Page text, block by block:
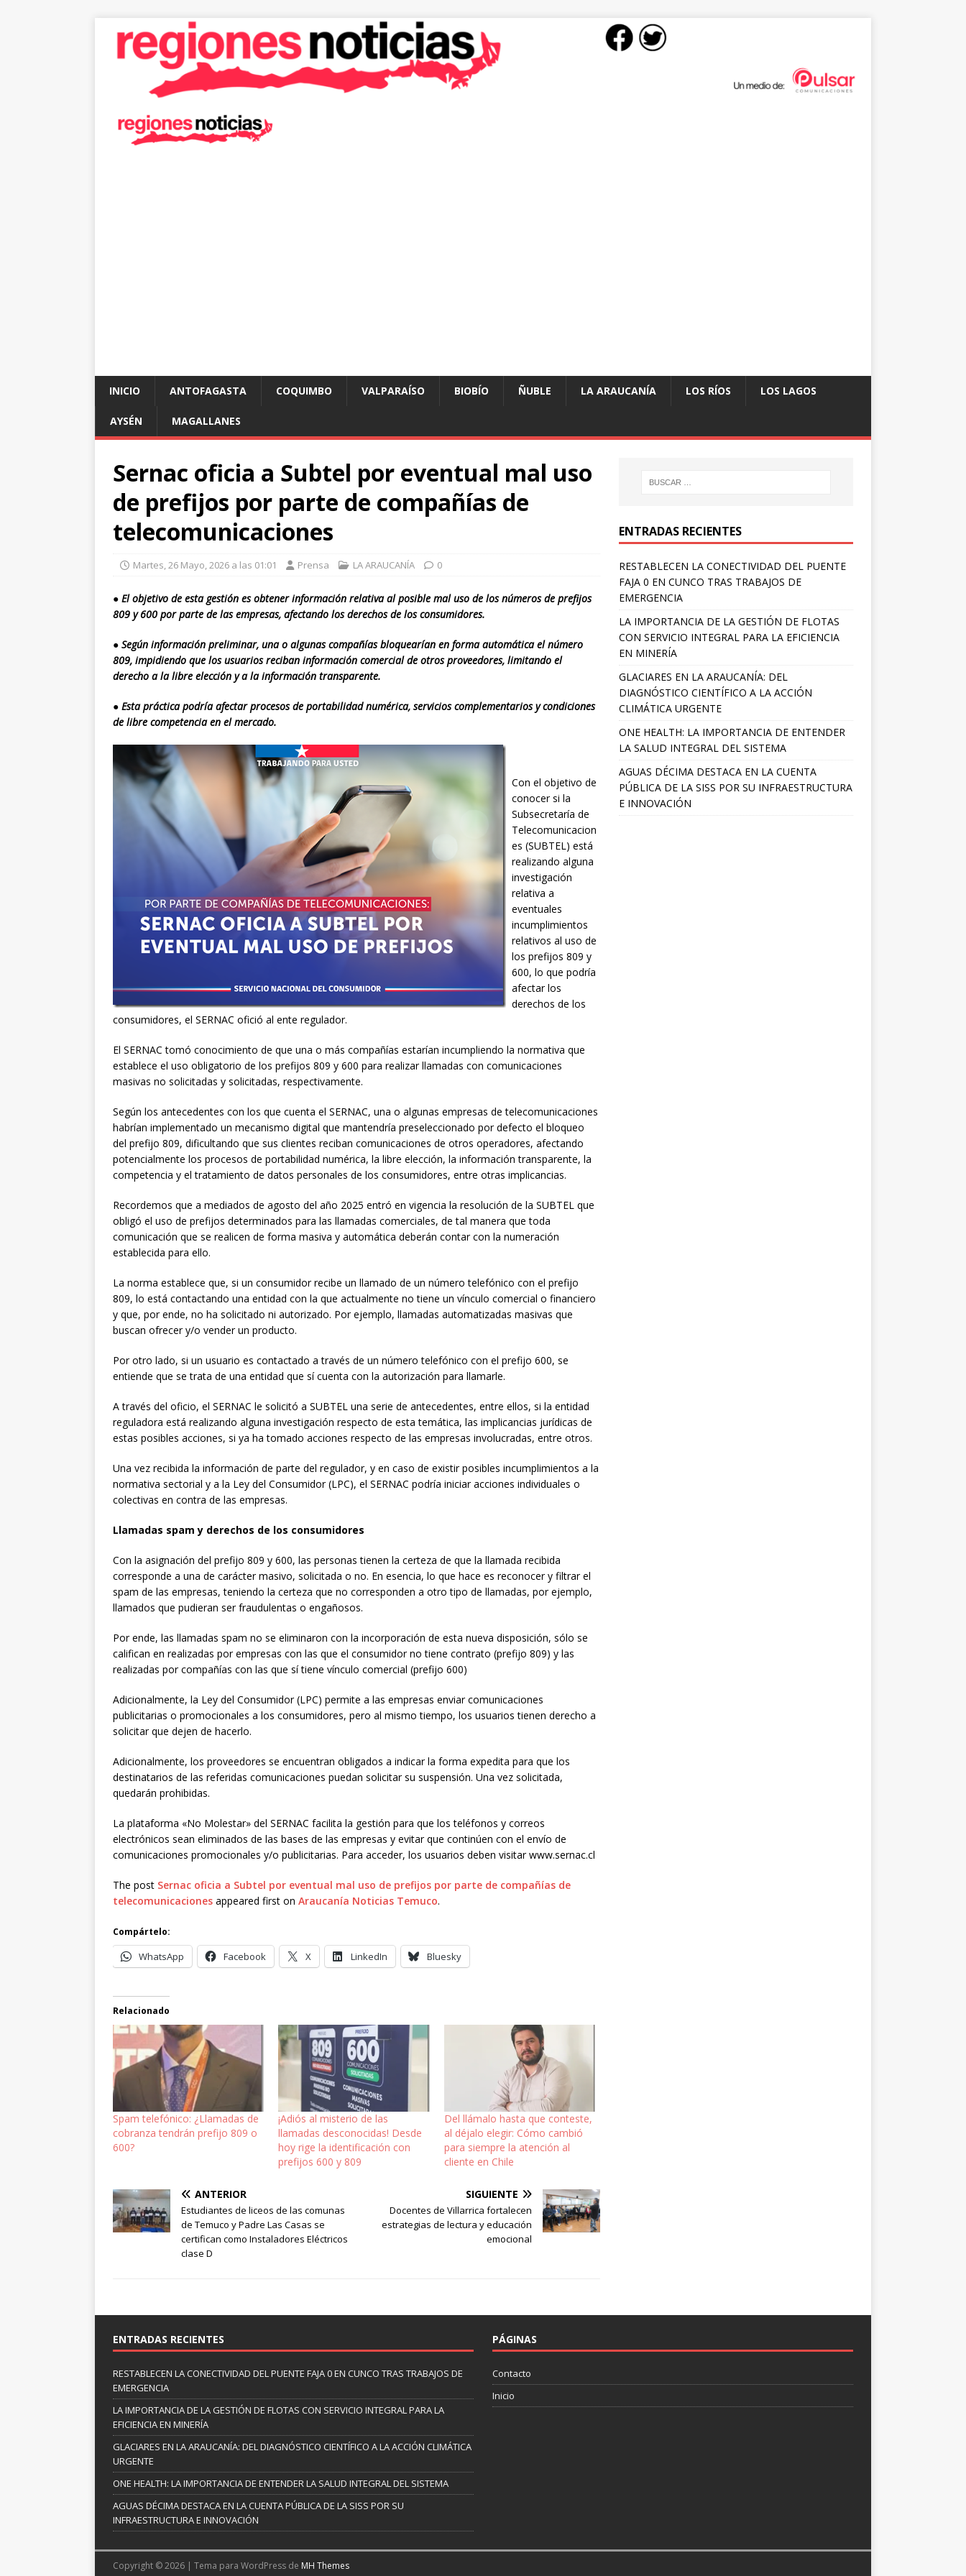
INICIO ANTOFAGASTA COQUIMBO VALPARAÍSO BIOBÍO ÑUBLE LA ARAUCANÍA LOS RÍOS LOS LAGOS
AYSÉN MAGALLANES
Sernac oficia a Subtel por eventual mal uso
de prefijos por parte de compañías de
telecomunicaciones
Martes, 26 Mayo, 2026 a las 01:01 Prensa LA ARAUCANÍA 0
● El objetivo de esta gestión es obtener información relativa al posible mal uso de los números de prefijos
809 y 600 por parte de las empresas, afectando los derechos de los consumidores.
● Según información preliminar, una o algunas compañías bloquearían en forma automática el número
809, impidiendo que los usuarios reciban información comercial de otros proveedores, limitando el
derecho a la libre elección y a la información transparente.
● Esta práctica podría afectar procesos de portabilidad numérica, servicios complementarios y condiciones
de libre competencia en el mercado.
Con el objetivo de
conocer si la
Subsecretaría de
Telecomunicacion
es (SUBTEL) está
realizando alguna
investigación
relativa a
eventuales
incumplimientos
relativos al uso de
los prefijos 809 y
600, lo que podría
afectar los
derechos de los
consumidores, el SERNAC ofició al ente regulador.
El SERNAC tomó conocimiento de que una o más compañías estarían incumpliendo la normativa que
establece el uso obligatorio de los prefijos 809 y 600 para realizar llamadas con comunicaciones
masivas no solicitadas y solicitadas, respectivamente.
Según los antecedentes con los que cuenta el SERNAC, una o algunas empresas de telecomunicaciones
habrían implementado un mecanismo digital que mantendría preseleccionado por defecto el bloqueo
del prefijo 809, dificultando que sus clientes reciban comunicaciones de otros operadores, afectando
potencialmente los procesos de portabilidad numérica, la libre elección, la información transparente, la
competencia y el tratamiento de datos personales de los consumidores, entre otras implicancias.
Recordemos que a mediados de agosto del año 2025 entró en vigencia la resolución de la SUBTEL que
obligó el uso de prefijos determinados para las llamadas comerciales, de tal manera que toda
comunicación que se realicen de forma masiva y automática deberán contar con la numeración
establecida para ello.
La norma establece que, si un consumidor recibe un llamado de un número telefónico con el prefijo
809, lo está contactando una entidad con la que actualmente no tiene un vínculo comercial o financiero
y que, por ende, no ha solicitado ni autorizado. Por ejemplo, llamadas automatizadas masivas que
buscan ofrecer y/o vender un producto.
Por otro lado, si un usuario es contactado a través de un número telefónico con el prefijo 600, se
entiende que se trata de una entidad que sí cuenta con la autorización para llamarle.
A través del oficio, el SERNAC le solicitó a SUBTEL una serie de antecedentes, entre ellos, si la entidad
reguladora está realizando alguna investigación respecto de esta temática, las implicancias jurídicas de
estas posibles acciones, si ya ha tomado acciones respecto de las empresas involucradas, entre otros.
Una vez recibida la información de parte del regulador, y en caso de existir posibles incumplimientos a la
normativa sectorial y a la Ley del Consumidor (LPC), el SERNAC podría iniciar acciones individuales o
colectivas en contra de las empresas.
Llamadas spam y derechos de los consumidores
Con la asignación del prefijo 809 y 600, las personas tienen la certeza de que la llamada recibida
corresponde a una de carácter masivo, solicitada o no. En esencia, lo que hace es reconocer y filtrar el
spam de las empresas, teniendo la certeza que no corresponden a otro tipo de llamadas, por ejemplo,
llamados que pudieran ser fraudulentas o engañosos.
Por ende, las llamadas spam no se eliminaron con la incorporación de esta nueva disposición, sólo se
califican en realizadas por empresas con las que el consumidor no tiene contrato (prefijo 809) y las
realizadas por compañías con las que sí tiene vínculo comercial (prefijo 600)
Adicionalmente, la Ley del Consumidor (LPC) permite a las empresas enviar comunicaciones
publicitarias o promocionales a los consumidores, pero al mismo tiempo, los usuarios tienen derecho a
solicitar que dejen de hacerlo.
Adicionalmente, los proveedores se encuentran obligados a indicar la forma expedita para que los
destinatarios de las referidas comunicaciones puedan solicitar su suspensión. Una vez solicitada,
quedarán prohibidas.
La plataforma «No Molestar» del SERNAC facilita la gestión para que los teléfonos y correos
electrónicos sean eliminados de las bases de las empresas y evitar que continúen con el envío de
comunicaciones promocionales y/o publicitarias. Para acceder, los usuarios deben visitar www.sernac.cl
The post Sernac oficia a Subtel por eventual mal uso de prefijos por parte de compañías de
telecomunicaciones appeared first on Araucanía Noticias Temuco.
Compártelo:
WhatsApp Facebook X LinkedIn Bluesky
Relacionado
Spam telefónico: ¿Llamadas de
cobranza tendrán prefijo 809 o
600?
¡Adiós al misterio de las
llamadas desconocidas! Desde
hoy rige la identificación con
prefijos 600 y 809
Del llámalo hasta que conteste,
al déjalo elegir: Cómo cambió
para siempre la atención al
cliente en Chile
ANTERIOR
Estudiantes de liceos de las comunas
de Temuco y Padre Las Casas se
certifican como Instaladores Eléctricos
clase D
SIGUIENTE
Docentes de Villarrica fortalecen
estrategias de lectura y educación
emocional
ENTRADAS RECIENTES
RESTABLECEN LA CONECTIVIDAD DEL PUENTE
FAJA 0 EN CUNCO TRAS TRABAJOS DE
EMERGENCIA
LA IMPORTANCIA DE LA GESTIÓN DE FLOTAS
CON SERVICIO INTEGRAL PARA LA EFICIENCIA
EN MINERÍA
GLACIARES EN LA ARAUCANÍA: DEL
DIAGNÓSTICO CIENTÍFICO A LA ACCIÓN
CLIMÁTICA URGENTE
ONE HEALTH: LA IMPORTANCIA DE ENTENDER
LA SALUD INTEGRAL DEL SISTEMA
AGUAS DÉCIMA DESTACA EN LA CUENTA
PÚBLICA DE LA SISS POR SU INFRAESTRUCTURA
E INNOVACIÓN
ENTRADAS RECIENTES
RESTABLECEN LA CONECTIVIDAD DEL PUENTE FAJA 0 EN CUNCO TRAS TRABAJOS DE
EMERGENCIA
LA IMPORTANCIA DE LA GESTIÓN DE FLOTAS CON SERVICIO INTEGRAL PARA LA
EFICIENCIA EN MINERÍA
GLACIARES EN LA ARAUCANÍA: DEL DIAGNÓSTICO CIENTÍFICO A LA ACCIÓN CLIMÁTICA
URGENTE
ONE HEALTH: LA IMPORTANCIA DE ENTENDER LA SALUD INTEGRAL DEL SISTEMA
AGUAS DÉCIMA DESTACA EN LA CUENTA PÚBLICA DE LA SISS POR SU
INFRAESTRUCTURA E INNOVACIÓN
PÁGINAS
Contacto
Inicio
Copyright © 2026 | Tema para WordPress de MH Themes